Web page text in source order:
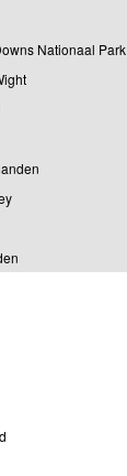
Nationaal Park